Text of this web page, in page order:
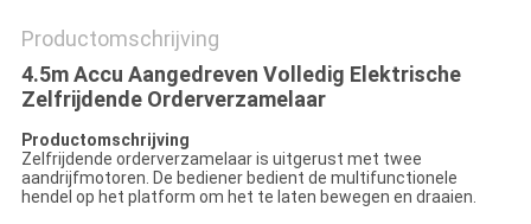
Productomschrijving
4.5m Accu Aangedreven Volledig Elektrische
Zelfrijdende Orderverzamelaar
Productomschrijving
Zelfrijdende orderverzamelaar is uitgerust met twee
aandrijfmotoren. De bediener bedient de multifunctionele
hendel op het platform om het te laten bewegen en draaien.